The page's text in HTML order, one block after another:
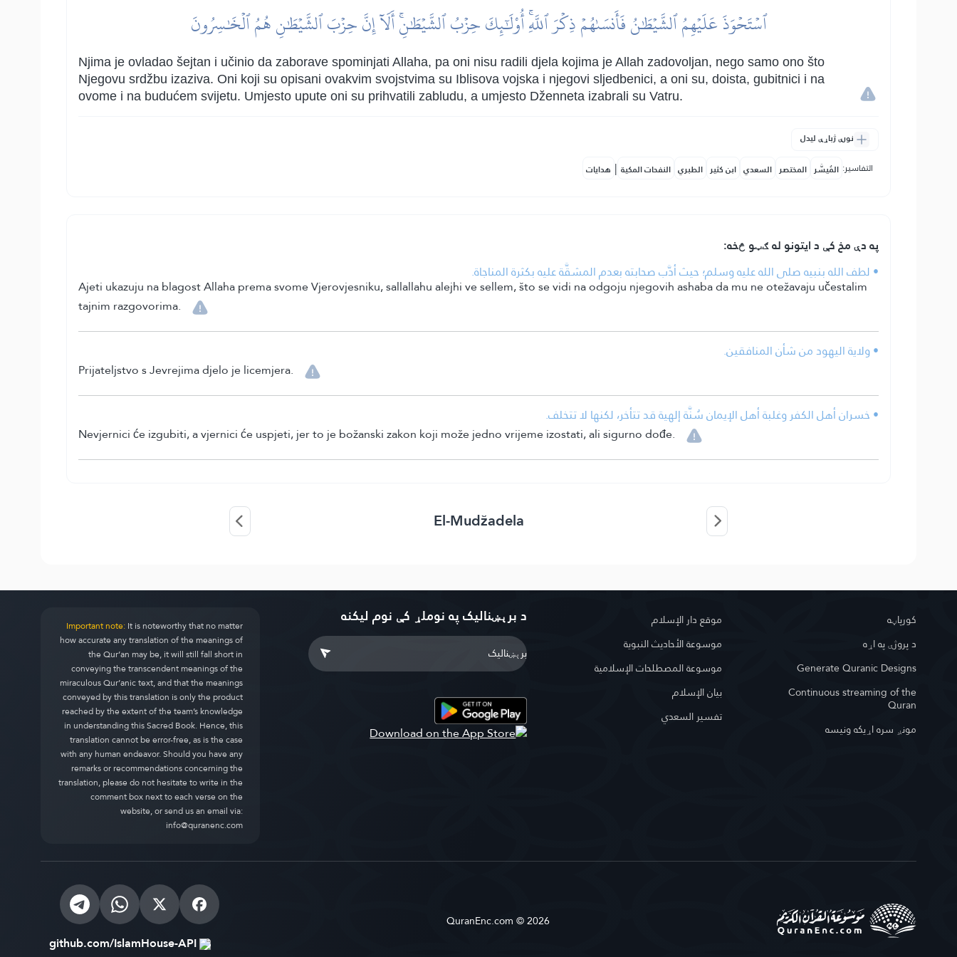
ٱسۡتَحۡوَذَ عَلَيۡهِمُ ٱلشَّيۡطَٰنُ فَأَنسَىٰهُمۡ ذِكۡرَ ٱللَّهِۚ أُوْلَٰٓئِكَ حِزۡبُ ٱلشَّيۡطَٰنِۚ أَلَآ إِنَّ حِزۡبَ ٱلشَّيۡطَٰنِ هُمُ ٱلۡخَٰسِرُونَ
Njima je ovladao šejtan i učinio da zaborave spominjati Allaha, pa oni nisu radili djela kojima je Allah zadovoljan, nego samo ono što
Njegovu srdžbu izaziva. Oni koji su opisani ovakvim svojstvima su Iblisova vojska i njegovi sljedbenici, a oni su, doista, gubitnici i na
ovome i na budućem svijetu. Umjesto upute oni su prihvatili zabludu, a umjesto Dženneta izabrali su Vatru.
نورې ژباړې لیدل
التفاسير: المُيسَّر المختصر السعدي ابن كثير الطبري النفحات المكية | هدايات
په دې مخ کې د ایتونو له ګټو څخه:
• لطف الله بنبيه صلى الله عليه وسلم؛ حيث أدَّب صحابته بعدم المشقَّة عليه بكثرة المناجاة.
Ajeti ukazuju na blagost Allaha prema svome Vjerovjesniku, sallallahu alejhi ve sellem, što se vidi na odgoju njegovih ashaba da mu ne otežavaju učestalim
tajnim razgovorima.
• ولاية اليهود من شأن المنافقين.
Prijateljstvo s Jevrejima djelo je licemjera.
• خسران أهل الكفر وغلبة أهل الإيمان سُنَّة إلهية قد تتأخر، لكنها لا تتخلف.
Nevjernici će izgubiti, a vjernici će uspjeti, jer to je božanski zakon koji može jedno vrijeme izostati, ali sigurno dođe.
El-Mudžadela
کور‌پاڼه
د پروژې په اړه
Generate Quranic Designs
Continuous streaming of the
Quran
مونږ سره اړیکه ونیسه
موقع دار الإسلام
موسوعة الأحاديث النبوية
موسوعة المصطلحات الإسلامية
بيان الإسلام
تفسير السعدي
د برېښنالیک په نوملړ کې نوم لیکنه Important note:It is noteworthy that no matter
how accurate any translation of the meanings of
the Qur’an may be, it will still fall short in
conveying the transcendent meanings of the
miraculous Qur’anic text, and that the meanings
conveyed by this translation is only the product
reached by the extent of the team’s knowledge
in understanding this Sacred Book. Hence, this
translation cannot be error-free, as is the case
with any human endeavor. Should you have any
remarks or recommendations concerning the
translation, please do not hesitate to write in the
comment box next to each verse on the
website, or send us an email via:
info@quranenc.com
QuranEnc.com © 2026
github.com/IslamHouse-API